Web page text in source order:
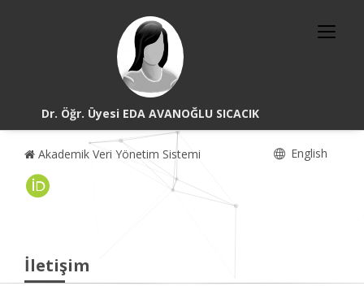
Dr. Öğr. Üyesi EDA AVANOĞLU SICACIK
Akademik Veri Yönetim Sistemi English
İletişim